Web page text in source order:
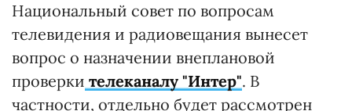
Национальный совет по вопросам
телевидения и радиовещания вынесет
вопрос о назначении внеплановой
проверки телеканалу "Интер". В
частности, отдельно будет рассмотрен